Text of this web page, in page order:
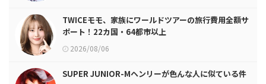
TWICEモモ、家族にワールドツアーの旅行費用全額サ
ポート！22カ国・64都市以上
2026/08/06
SUPER JUNIOR-Mヘンリーが色んな人に似ている件